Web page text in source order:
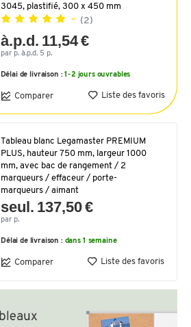
3045, plastifié, 300 x 450 mm
(2)
à.p.d. 11,54 €
par p. à.p.d. 5 p.
Délai de livraison :1-2 jours ouvrables
Comparer Liste des favoris
Tableau blanc Legamaster PREMIUM
PLUS, hauteur 750 mm, largeur 1000
mm, avec bac de rangement / 2
marqueurs / effaceur / porte-
marqueurs / aimant
seul. 137,50 €
par p.
Délai de livraison : dans 1 semaine
Comparer Liste des favoris